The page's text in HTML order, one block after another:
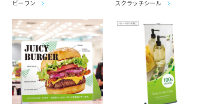
ビーワン スクラッチシール